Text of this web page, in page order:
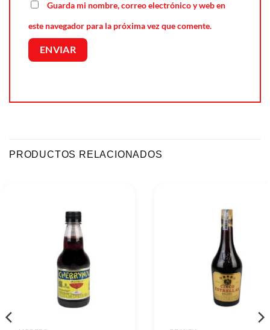
Guarda mi nombre, correo electrónico y web en
este navegador para la próxima vez que comente.
PRODUCTOS RELACIONADOS